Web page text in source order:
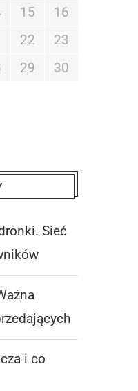
15
16
22
23
29
30
Sieć
i co